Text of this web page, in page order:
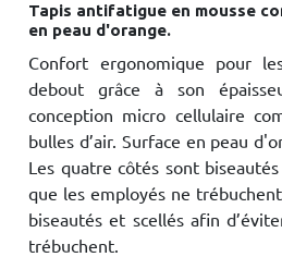
Tapis antifatigue en mousse
en peau d'orange.
Confort ergonomique pour
debout grâce à son
conception micro cellulaire
bulles d’air. Surface en peau
Les quatre côtés sont
que les employés ne
biseautés et scellés afin
trébuchent.